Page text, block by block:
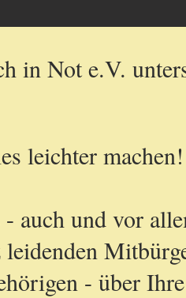
in Not e.V.
leichter machen!
auch und vor
leidenden
- über